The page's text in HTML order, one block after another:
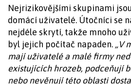
Nejrizikovějšími skupinami
domácí uživatelé. Útočníci se
nejdéle skrytí, takže mnoho
byl jejich počítač napaden. „V
mají uživatelé a malé firmy
existujících hrozeb, podceňují
nebo nevěnují této oblasti